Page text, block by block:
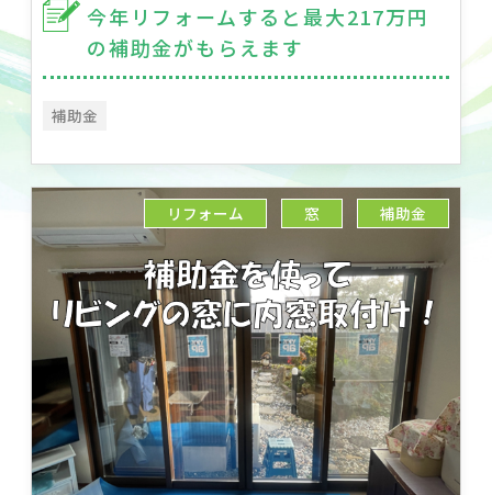
今年リフォームすると最大217万円
の補助金がもらえます
補助金
リフォーム 窓 補助金